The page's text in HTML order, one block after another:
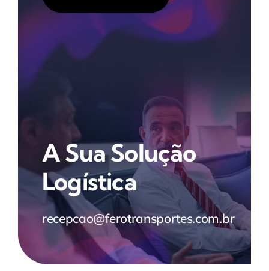
A Sua Solução
Logística
recepcao@ferotransportes.com.br